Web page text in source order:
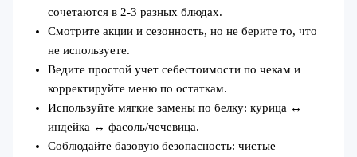
сочетаются в 2-3 разных блюдах.
Смотрите акции и сезонность, но не берите то, что
не используете.
Ведите простой учет себестоимости по чекам и
корректируйте меню по остаткам.
Используйте мягкие замены по белку: курица ↔
индейка ↔ фасоль/чечевица.
Соблюдайте базовую безопасность: чистые